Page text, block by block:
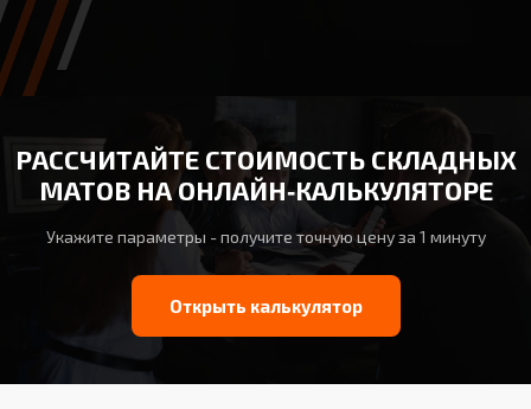
РАССЧИТАЙТЕ СТОИМОСТЬ СКЛАДНЫХ
МАТОВ НА ОНЛАЙН‑КАЛЬКУЛЯТОРЕ
Укажите параметры - получите точную цену за 1 минуту
Открыть калькулятор